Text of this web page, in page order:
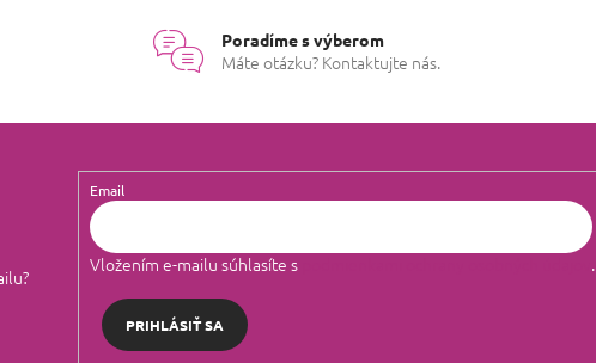
Poradíme s výberom
Máte otázku? Kontaktujte nás.
Email
Vložením e-mailu súhlasíte s .
PRIHLÁSIŤ SA